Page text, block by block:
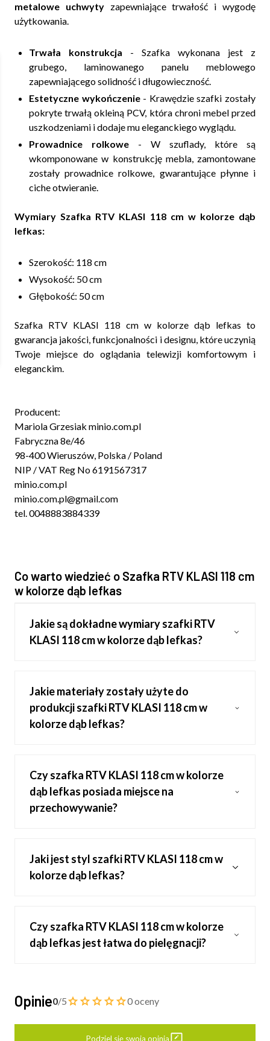
metalowe uchwytyzapewniające trwałość i wygodę
użytkowania.
Trwała konstrukcja - Szafka wykonana jest z
grubego, laminowanego panelu meblowego
zapewniającego solidność i długowieczność.
Estetyczne wykończenie- Krawędzie szafki zostały
pokryte trwałą okleiną PCV, która chroni mebel przed
uszkodzeniami i dodaje mu eleganckiego wyglądu.
Prowadnice rolkowe - W szuflady, które są
wkomponowane w konstrukcję mebla, zamontowane
zostały prowadnice rolkowe, gwarantujące płynne i
ciche otwieranie.
Wymiary Szafka RTV KLASI 118 cm w kolorze dąb
lefkas:
Szerokość: 118 cm
Wysokość: 50 cm
Głębokość: 50 cm
Szafka RTV KLASI 118 cm w kolorze dąb lefkas to
gwarancja jakości, funkcjonalności i designu, które uczynią
Twoje miejsce do oglądania telewizji komfortowym i
eleganckim.
Producent:
Mariola Grzesiak minio.com.pl
Fabryczna 8e/46
98-400 Wieruszów, Polska / Poland
NIP / VAT Reg No 6191567317
minio.com.pl
minio.com.pl@gmail.com
tel. 0048883884339
Co warto wiedzieć o Szafka RTV KLASI 118 cm
w kolorze dąb lefkas
Jakie są dokładne wymiary szafki RTV
KLASI 118 cm w kolorze dąb lefkas?
Jakie materiały zostały użyte do
produkcji szafki RTV KLASI 118 cm w
kolorze dąb lefkas?
Czy szafka RTV KLASI 118 cm w kolorze
dąb lefkas posiada miejsce na
przechowywanie?
Jaki jest styl szafki RTV KLASI 118 cm w
kolorze dąb lefkas?
Czy szafka RTV KLASI 118 cm w kolorze
dąb lefkas jest łatwa do pielęgnacji?
Opinie0/5 0 oceny
Podziel się swoją opinią